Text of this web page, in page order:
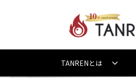
TANRENとは